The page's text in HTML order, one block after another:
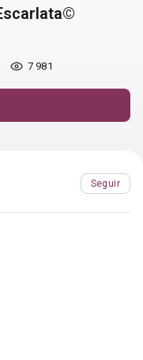
7 981
Seguir